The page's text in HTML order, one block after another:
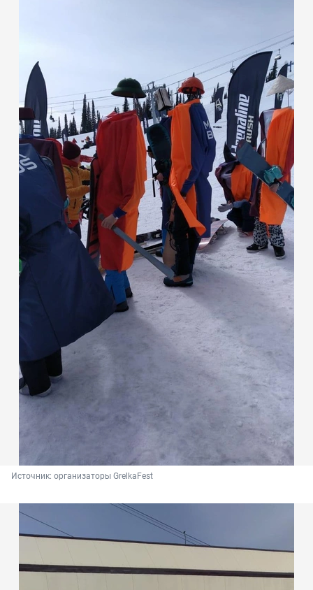
Источник: организаторы GrelkaFest